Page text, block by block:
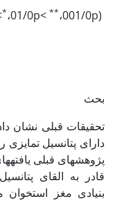
(05/0p<
*،01/0p< **،001/0p<
بحث
تحقیقات قبلی نشان
دارای پتانسیل
پژوهش‏های قبلی
قادر به القای